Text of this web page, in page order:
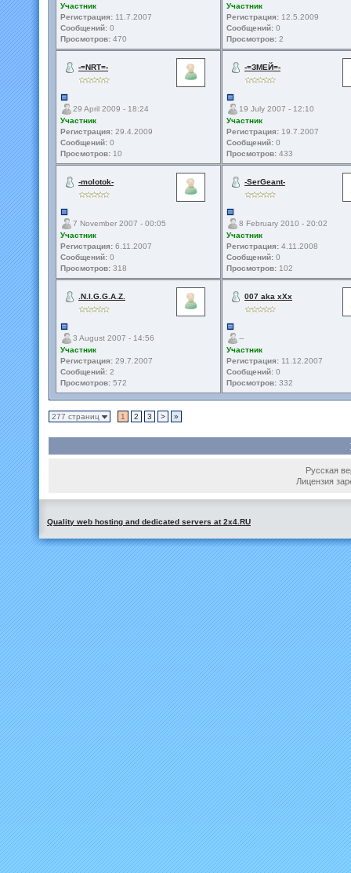
Участник
Регистрация: 11.7.2007
Сообщений: 0
Просмотров: 470
Участник
Регистрация: 12.5.2009
Сообщений: 0
Просмотров: 2
-=NRT=-
29 April 2009 - 18:24
Участник
Регистрация: 29.4.2009
Сообщений: 0
Просмотров: 10
-=ЗМЕЙ=-
19 July 2007 - 12:10
Участник
Регистрация: 19.7.2007
Сообщений: 0
Просмотров: 433
-molotok-
7 November 2007 - 00:05
Участник
Регистрация: 6.11.2007
Сообщений: 0
Просмотров: 318
-SerGeant-
8 February 2010 - 20:02
Участник
Регистрация: 4.11.2008
Сообщений: 0
Просмотров: 102
.N.I.G.G.A.Z.
3 August 2007 - 14:56
Участник
Регистрация: 29.7.2007
Сообщений: 2
Просмотров: 572
007 aka xXx
--
Участник
Регистрация: 11.12.2007
Сообщений: 0
Просмотров: 332
277 страниц 1 2 3 > »
Русская
Лицензия
Quality web hosting and dedicated servers at 2x4.RU